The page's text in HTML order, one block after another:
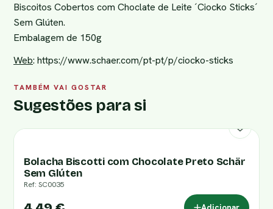
Biscoitos Cobertos com Choclate de Leite ´Ciocko Sticks´
Sem Glúten.
Embalagem de 150g
Web: https://www.schaer.com/pt-pt/p/ciocko-sticks
TAMBÉM VAI GOSTAR
Sugestões para si
Bolacha Biscotti com Chocolate Preto Schär
Sem Glúten
Ref: SC0035